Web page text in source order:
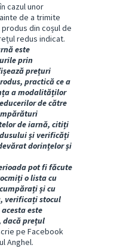
cazul unor
de a trimite
din coșul de
redus indicat.
este
prin
prețuri
practică ce a
a modalităților
de către
de iarnă, citiți
și verificăți
dorințelor și
pot fi făcute
o lista cu
și cu
verificați stocul
este
dacă prețul
pe Facebook
Anghel.